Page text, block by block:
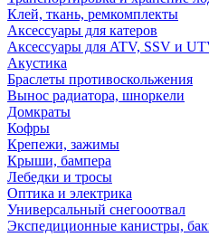
Клей, ткань, ремкомплекты
Аксессуары для катеров
Аксессуары для ATV, SSV и
Акустика
Браслеты противоскольжения
Вынос радиатора, шноркели
Домкраты
Кофры
Крепежи, зажимы
Крыши, бампера
Лебедки и тросы
Оптика и электрика
Универсальный снегооотвал
Экспедиционные канистры,